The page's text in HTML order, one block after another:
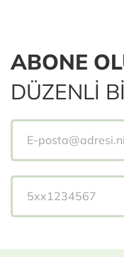
ABONE
DÜZENLİ